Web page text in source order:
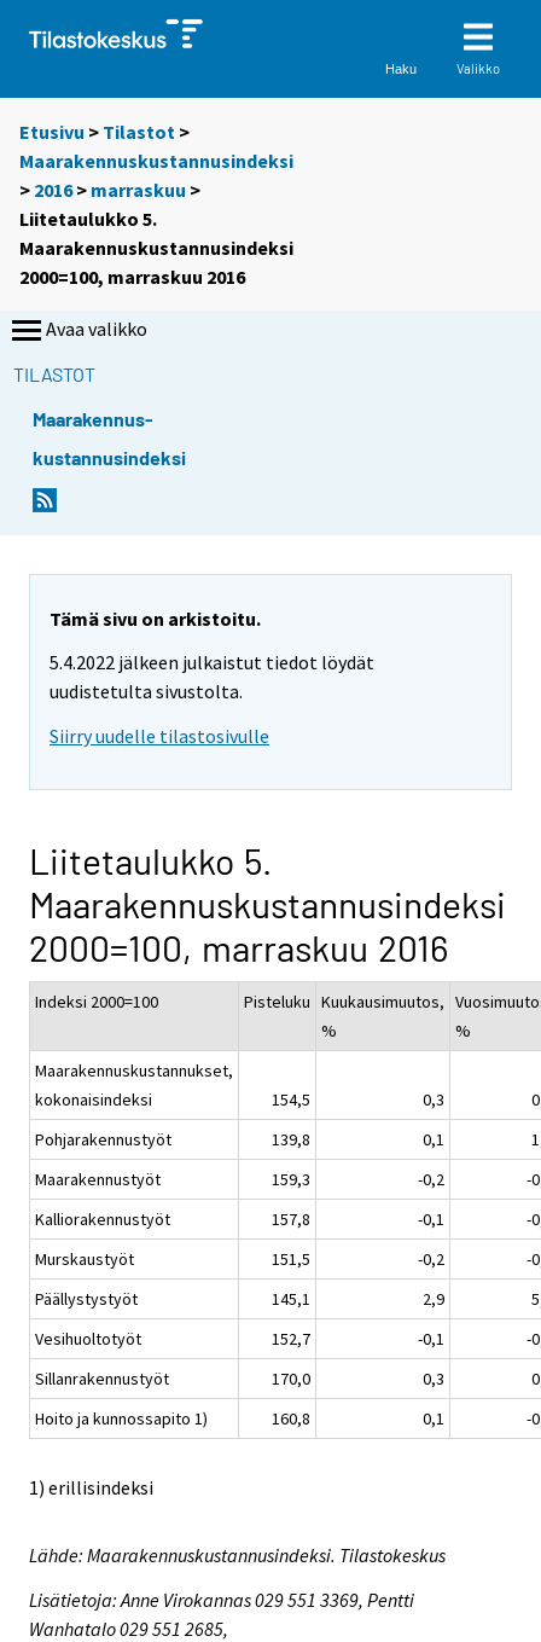
Haku Valikko
Etusivu > Tilastot >
Maarakennuskustannusindeksi
> 2016> marraskuu >
Liitetaulukko 5.
Maarakennuskustannusindeksi
2000=100, marraskuu 2016
Avaa valikko
TILASTOT
Maarakennus-
kustannusindeksi
Tämä sivu on arkistoitu.
5.4.2022 jälkeen julkaistut tiedot löydät
uudistetulta sivustolta.
Siirry uudelle tilastosivulle
Liitetaulukko 5.
Maarakennuskustannusindeksi
2000=100, marraskuu 2016
Indeksi 2000=100 Pisteluku Kuukausimuutos,
%
%
Maarakennuskustannukset,
kokonaisindeksi
154,5 0,3
Pohjarakennustyöt
139,8 0,1
Maarakennustyöt
159,3 -0,2
-
Kalliorakennustyöt
157,8 -0,1
-
Murskaustyöt
151,5 -0,2
-
Päällystystyöt
145,1 2,9
Vesihuoltotyöt
152,7 -0,1
-
Sillanrakennustyöt
170,0 0,3
Hoito ja kunnossapito 1)
160,8 0,1 -
1) erillisindeksi
Lähde: Maarakennuskustannusindeksi. Tilastokeskus
Lisätietoja: Anne Virokannas 029 551 3369, Pentti
Wanhatalo 029 551 2685,